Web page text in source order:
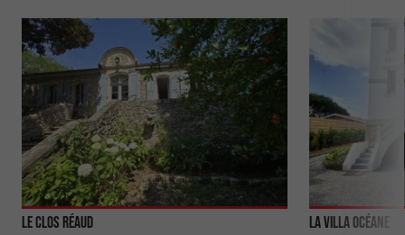
Le Clos Réaud La Villa Océane